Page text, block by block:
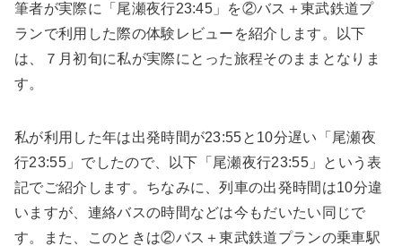
筆者が実際に「尾瀬夜行23:45」を②バス＋東武鉄道プ
ランで利用した際の体験レビューを紹介します。以下
は、７月初旬に私が実際にとった旅程そのままとなりま
す。
私が利用した年は出発時間が23:55と10分遅い「尾瀬夜
行23:55」でしたので、以下「尾瀬夜行23:55」という表
記でご紹介します。ちなみに、列車の出発時間は10分違
いますが、連絡バスの時間などは今もだいたい同じで
す。また、このときは②バス＋東武鉄道プランの乗車駅